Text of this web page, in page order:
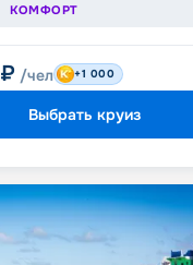
КОМФОРТ
₽ /чел +1 000
Выбрать круиз